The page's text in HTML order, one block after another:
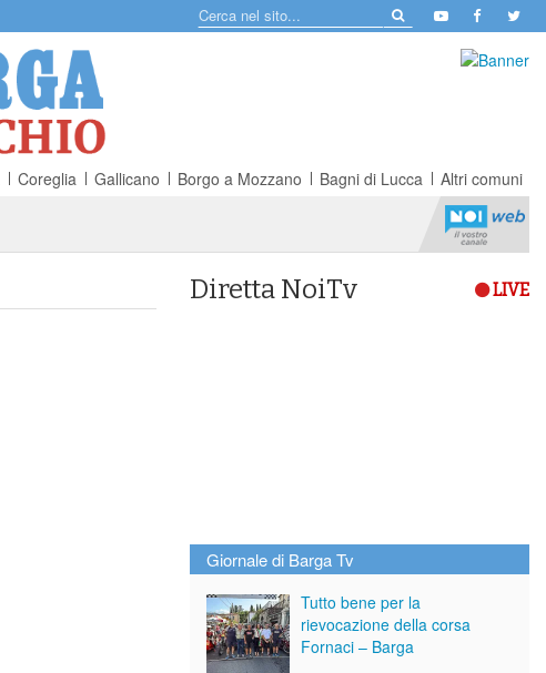
Coreglia Gallicano Borgo a Mozzano Bagni di Lucca Altri comuni
Diretta NoiTv LIVE
Giornale di Barga Tv
Tutto bene per la
rievocazione della corsa
Fornaci – Barga